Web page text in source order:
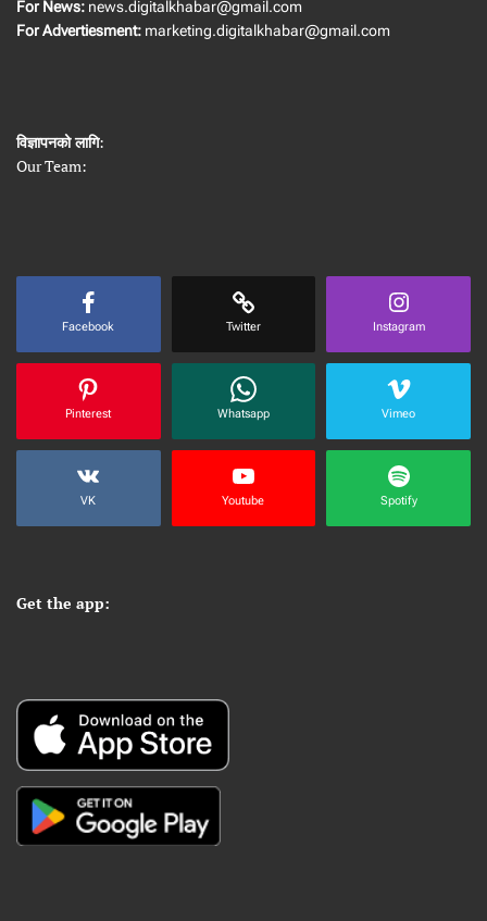
For News: news.digitalkhabar@gmail.com
For Advertiesment: marketing.digitalkhabar@gmail.com
विज्ञापनको लागि:
Our Team:
Facebook Twitter Instagram
Pinterest Whatsapp Vimeo
VK Youtube Spotify
Get the app: